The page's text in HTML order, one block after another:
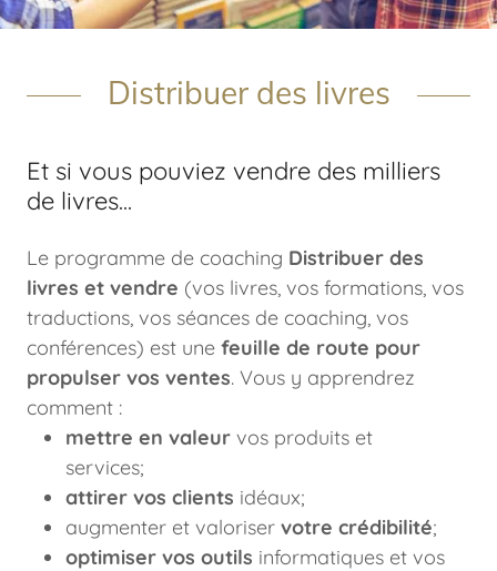
Distribuer des livres
Et si vous pouviez vendre des milliers
de livres...
Le programme de coaching Distribuer des
livres et vendre (vos livres, vos formations, vos
traductions, vos séances de coaching, vos
conférences) est une feuille de route pour
propulser vos ventes. Vous y apprendrez
comment :
mettre en valeur vos produits et
services;
attirer vos clients idéaux;
augmenter et valoriservotre crédibilité;
optimiser vos outils informatiques et vos